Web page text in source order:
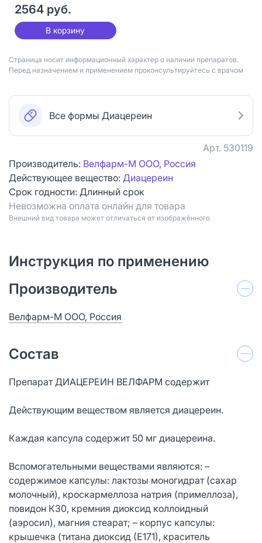
2564 руб.
В корзину
Страница носит информационный характер о наличии препаратов.
Перед назначением и применением проконсультируйтесь с врачом
Все формы Диацереин
Арт. 530119
Производитель: Велфарм-М ООО, Россия
Действующее вещество: Диацереин
Срок годности: Длинный срок
Невозможна оплата онлайн для товара
Bнешний вид товара может отличаться от изображённого
Инструкция по применению
Производитель
Велфарм-М ООО, Россия
Состав
Препарат ДИАЦЕРЕИН ВЕЛФАРМ содержит
Действующим веществом является диацереин.
Каждая капсула содержит 50 мг диацереина.
Вспомогательными веществами являются: –
cодержимое капсулы: лактозы моногидрат (сахар
молочный), кроскармеллоза натрия (примеллоза),
повидон К30, кремния диоксид коллоидный
(аэросил), магния стеарат; – корпус капсулы:
крышечка (титана диоксид (Е171), краситель